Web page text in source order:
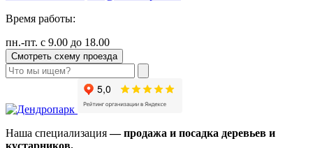
Время работы:
пн.-пт. с 9.00 до 18.00
Смотреть схему проезда
Наша специализация— продажа и посадка деревьев и
кустарников.